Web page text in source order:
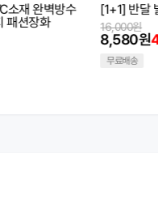
밴프 스파
126,840
142,000원
무료배송